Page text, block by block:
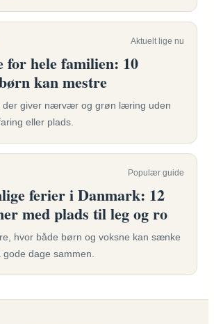
Aktuelt lige nu
for hele familien: 10
kan mestre
der giver nærvær og grøn læring uden
eller plads.
Populær guide
ferier i Danmark: 12
med plads til leg og ro
hvor både børn og voksne kan sænke
dage sammen.